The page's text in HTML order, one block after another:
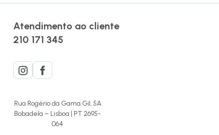
Atendimento ao cliente
210 171 345
Rua Rogério da Gama Gil, 5A
Bobadela – Lisboa | PT 2695-
064